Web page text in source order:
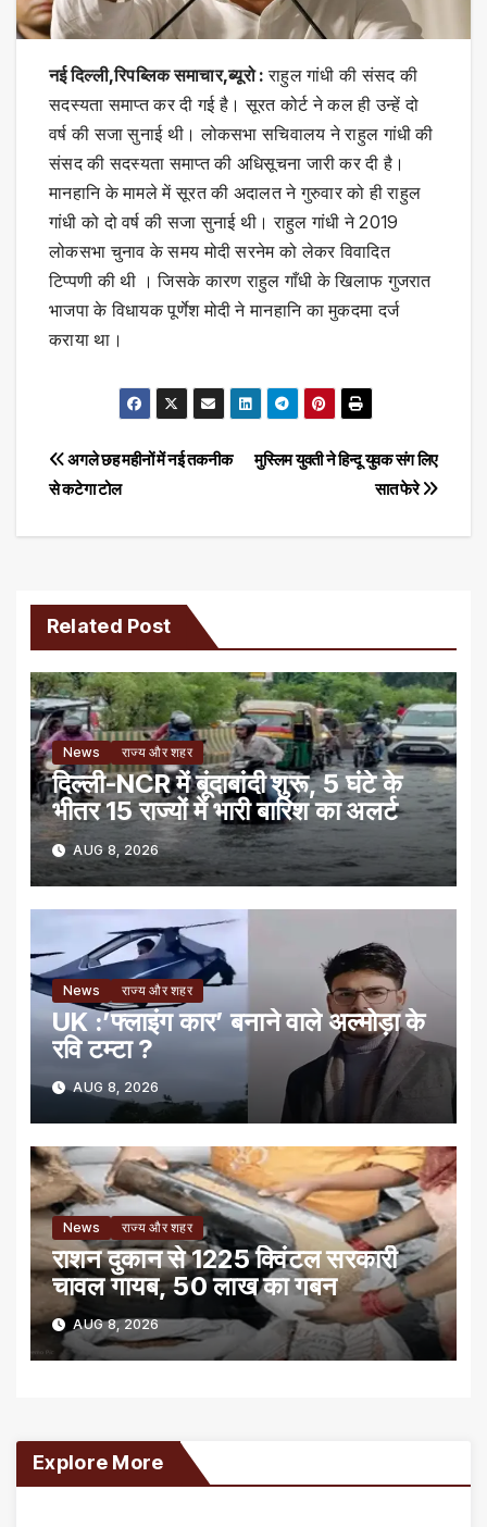
नई दिल्ली,रिपब्लिक समाचार,ब्यूरो :राहुल गांधी की संसद की
सदस्यता समाप्त कर दी गई है। सूरत कोर्ट ने कल ही उन्हें दो
वर्ष की सजा सुनाई थी। लोकसभा सचिवालय ने राहुल गांधी की
संसद की सदस्यता समाप्त की अधिसूचना जारी कर दी है।
मानहानि के मामले में सूरत की अदालत ने गुरुवार को ही राहुल
गांधी को दो वर्ष की सजा सुनाई थी। राहुल गांधी ने 2019
लोकसभा चुनाव के समय मोदी सरनेम को लेकर विवादित
टिप्पणी की थी । जिसके कारण राहुल गाँधी के खिलाफ गुजरात
भाजपा के विधायक पूर्णेश मोदी ने मानहानि का मुकदमा दर्ज
कराया था।
Post
navigation
मुस्लिम युवती ने हिन्दू युवक संग लिए
सात फेरे
अगले छह महीनों में नई तकनीक
से कटेगा टोल
Related Post
News राज्य और शहर
दिल्ली-NCR में बूंदाबांदी शुरू, 5 घंटे के
भीतर 15 राज्यों में भारी बारिश का अलर्ट
AUG 8, 2026
News राज्य और शहर
UK :’फ्लाइंग कार’ बनाने वाले अल्मोड़ा के
रवि टम्टा ?
AUG 8, 2026
News राज्य और शहर
राशन दुकान से 1225 क्विंटल सरकारी
चावल गायब, 50 लाख का गबन
AUG 8, 2026
Explore More